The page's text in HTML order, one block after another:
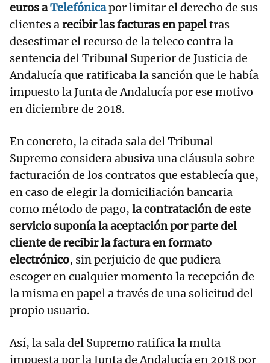
euros aTelefónicapor limitar el derecho de sus
clientes arecibir las facturas en papeltras
desestimar el recurso de la teleco contra la
sentencia del Tribunal Superior de Justicia de
Andalucía que ratificaba la sanción que le había
impuesto la Junta de Andalucía por ese motivo
en diciembre de 2018.
En concreto, la citada sala del Tribunal
Supremo considera abusiva una cláusula sobre
facturación de los contratos que establecía que,
en caso de elegir la domiciliación bancaria
como método de pago, la contratación de este
servicio suponía la aceptación por parte del
cliente de recibir la factura en formato
electrónico, sin perjuicio de que pudiera
escoger en cualquier momento la recepción de
la misma en papel a través de una solicitud del
propio usuario.
Así, la sala del Supremo ratifica la multa
impuesta por la Junta de Andalucía en 2018 por